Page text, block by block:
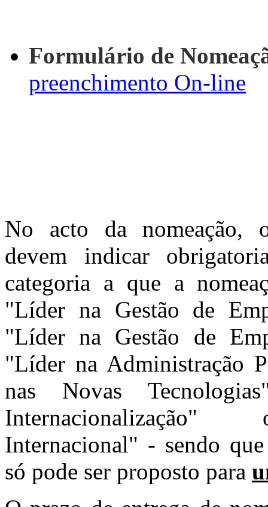
Formulário de
preenchimento On-line
No acto da nomeação,
devem indicar
categoria a que a
"Líder na Gestão de
"Líder na Gestão de
"Líder na Administração
nas Novas
Internacional" - sendo
só pode ser proposto para